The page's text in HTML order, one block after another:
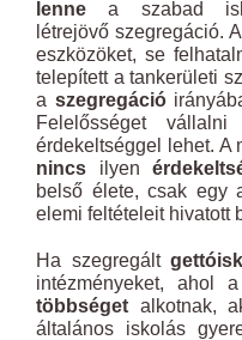
lenne a szabad
létrejövő szegregáció.
eszközöket, se
telepített a tankerületi
a szegregáció
Felelősséget
érdekeltséggel lehet. A
nincs ilyen
belső élete, csak egy
elemi feltételeit hivatott
Ha szegregált
intézményeket, ahol a
többséget alkotnak,
általános iskolás